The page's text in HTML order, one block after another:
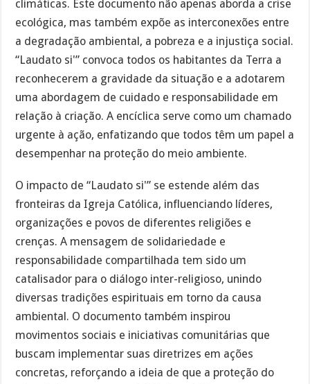
climáticas. Este documento não apenas aborda a crise
ecológica, mas também expõe as interconexões entre
a degradação ambiental, a pobreza e a injustiça social.
“Laudato si'” convoca todos os habitantes da Terra a
reconhecerem a gravidade da situação e a adotarem
uma abordagem de cuidado e responsabilidade em
relação à criação. A encíclica serve como um chamado
urgente à ação, enfatizando que todos têm um papel a
desempenhar na proteção do meio ambiente.
O impacto de “Laudato si'” se estende além das
fronteiras da Igreja Católica, influenciando líderes,
organizações e povos de diferentes religiões e
crenças. A mensagem de solidariedade e
responsabilidade compartilhada tem sido um
catalisador para o diálogo inter-religioso, unindo
diversas tradições espirituais em torno da causa
ambiental. O documento também inspirou
movimentos sociais e iniciativas comunitárias que
buscam implementar suas diretrizes em ações
concretas, reforçando a ideia de que a proteção do